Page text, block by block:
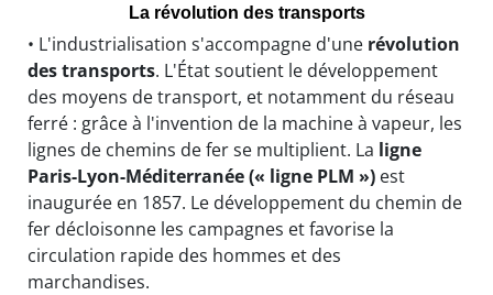
La révolution des transports
• L'industrialisation s'accompagne d'une révolution
des transports. L'État soutient le développement
des moyens de transport, et notamment du réseau
ferré : grâce à l'invention de la machine à vapeur, les
lignes de chemins de fer se multiplient. La ligne
Paris-Lyon-Méditerranée (« ligne PLM ») est
inaugurée en 1857. Le développement du chemin de
fer décloisonne les campagnes et favorise la
circulation rapide des hommes et des
marchandises.